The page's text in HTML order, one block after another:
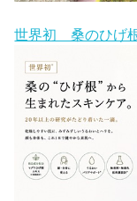
世界初 桑のひげ